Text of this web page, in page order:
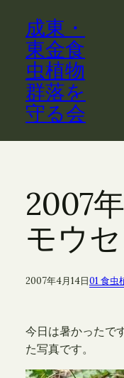
成東・
東金食
虫植物
群落を
守る会
2007
モウ
2007年4月14日01 食虫
今日は暑かったで
た写真です。